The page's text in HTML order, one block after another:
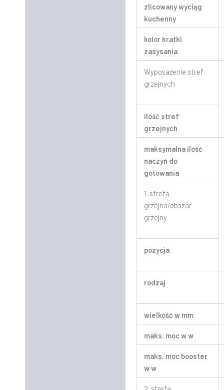
zlicowany wyciąg
kuchenny
kolor kratki
zasysania
Wyposażenie stref
grzejnych
ilość stref
grzejnych
maksymalna ilość
naczyń do
gotowania
1. strefa
grzejna/obszar
grzejny
pozycja
rodzaj
wielkość w mm
maks. moc w w
maks. moc booster
w w